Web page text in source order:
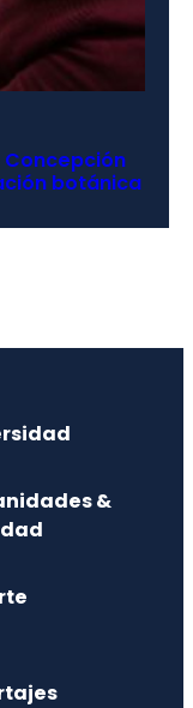
Concepción
botánica
&